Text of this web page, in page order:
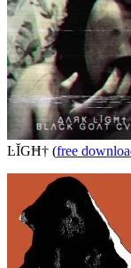
ĿĬGĦ† (free